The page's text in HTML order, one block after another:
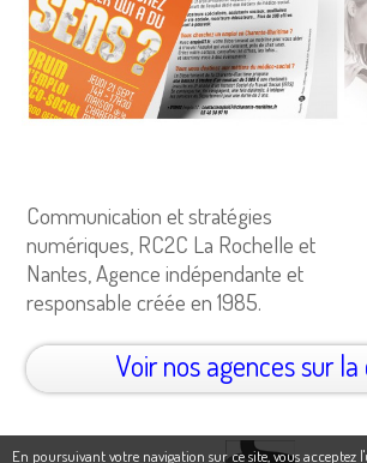
Communication et stratégies
numériques, RC2C La Rochelle et
Nantes, Agence indépendante et
responsable créée en 1985.
Voir nos agences sur
En poursuivant votre navigation sur ce site, vous acceptez